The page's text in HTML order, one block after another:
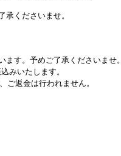
さいませ。
す。予めご了承くださいませ。
たします。
は行われません。